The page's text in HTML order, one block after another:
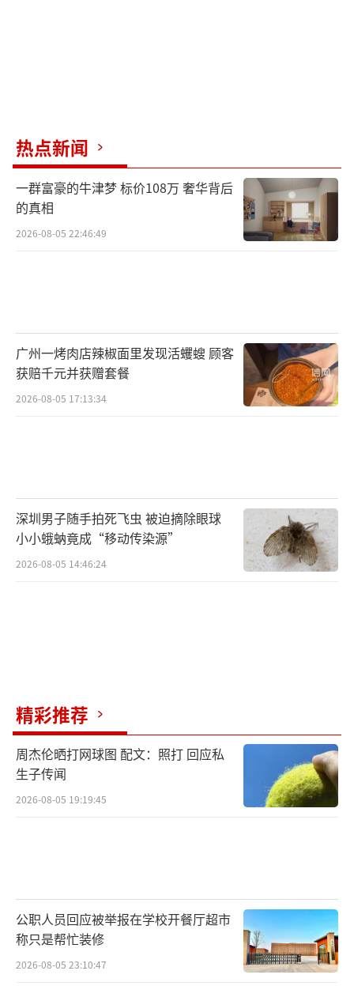
热点新闻
一群富豪的牛津梦 标价108万 奢华背后
的真相
2026-08-05 22:46:49
广州一烤肉店辣椒面里发现活蠼螋 顾客
获赔千元并获赠套餐
2026-08-05 17:13:34
深圳男子随手拍死飞虫 被迫摘除眼球
小小蛾蚋竟成“移动传染源”
2026-08-05 14:46:24
精彩推荐
周杰伦晒打网球图 配文：照打 回应私
生子传闻
2026-08-05 19:19:45
公职人员回应被举报在学校开餐厅超市
称只是帮忙装修
2026-08-05 23:10:47